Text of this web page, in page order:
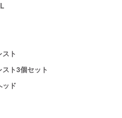
ト
ト3個セット
ッド